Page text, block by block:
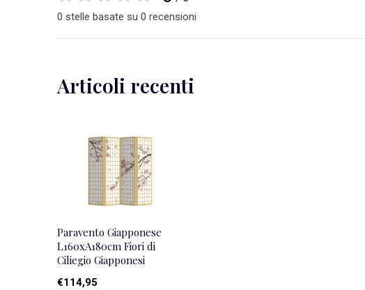
0 stelle basate su 0 recensioni
Articoli recenti
Paravento Giapponese
L160xA180cm Fiori di
Ciliegio Giapponesi
€114,95